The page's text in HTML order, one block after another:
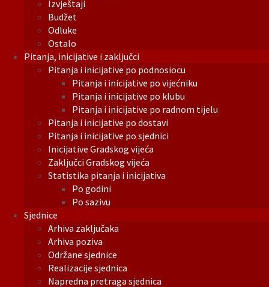
Izvještaji
Budžet
Odluke
Ostalo
Pitanja, inicijative i zaključci
Pitanja i inicijative po podnosiocu
Pitanja i inicijative po vijećniku
Pitanja i inicijative po klubu
Pitanja i inicijative po radnom tijelu
Pitanja i inicijative po dostavi
Pitanja i inicijative po sjednici
Inicijative Gradskog vijeća
Zaključci Gradskog vijeća
Statistika pitanja i inicijativa
Po godini
Po sazivu
Sjednice
Arhiva zaključaka
Arhiva poziva
Održane sjednice
Realizacije sjednica
Napredna pretraga sjednica